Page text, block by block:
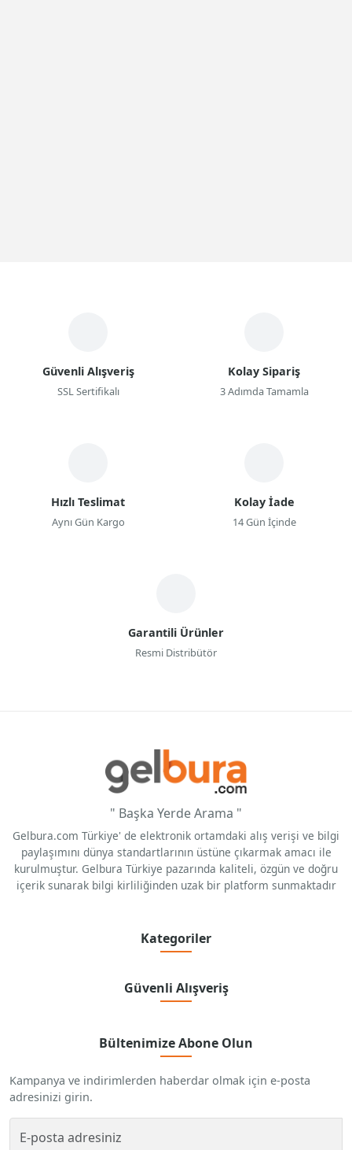
Güvenli Alışveriş
SSL Sertifikalı
Kolay Sipariş
3 Adımda Tamamla
Hızlı Teslimat
Aynı Gün Kargo
Kolay İade
14 Gün İçinde
Garantili Ürünler
Resmi Distribütör
" Başka Yerde Arama "
Gelbura.com Türkiye' de elektronik ortamdaki alış verişi ve bilgi
paylaşımını dünya standartlarının üstüne çıkarmak amacı ile
kurulmuştur. Gelbura Türkiye pazarında kaliteli, özgün ve doğru
içerik sunarak bilgi kirliliğinden uzak bir platform sunmaktadır
Kategoriler
Güvenli Alışveriş
Bültenimize Abone Olun
Kampanya ve indirimlerden haberdar olmak için e-posta
adresinizi girin.